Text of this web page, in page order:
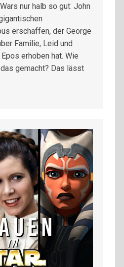
nur halb so gut: John
erschaffen, der George
Familie, Leid und
erhoben hat. Wie
gemacht? Das lässt